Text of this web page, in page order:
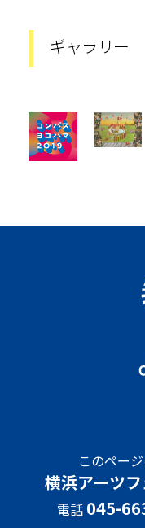
ギャラリー
このペー
横浜アーツ
電話 045-